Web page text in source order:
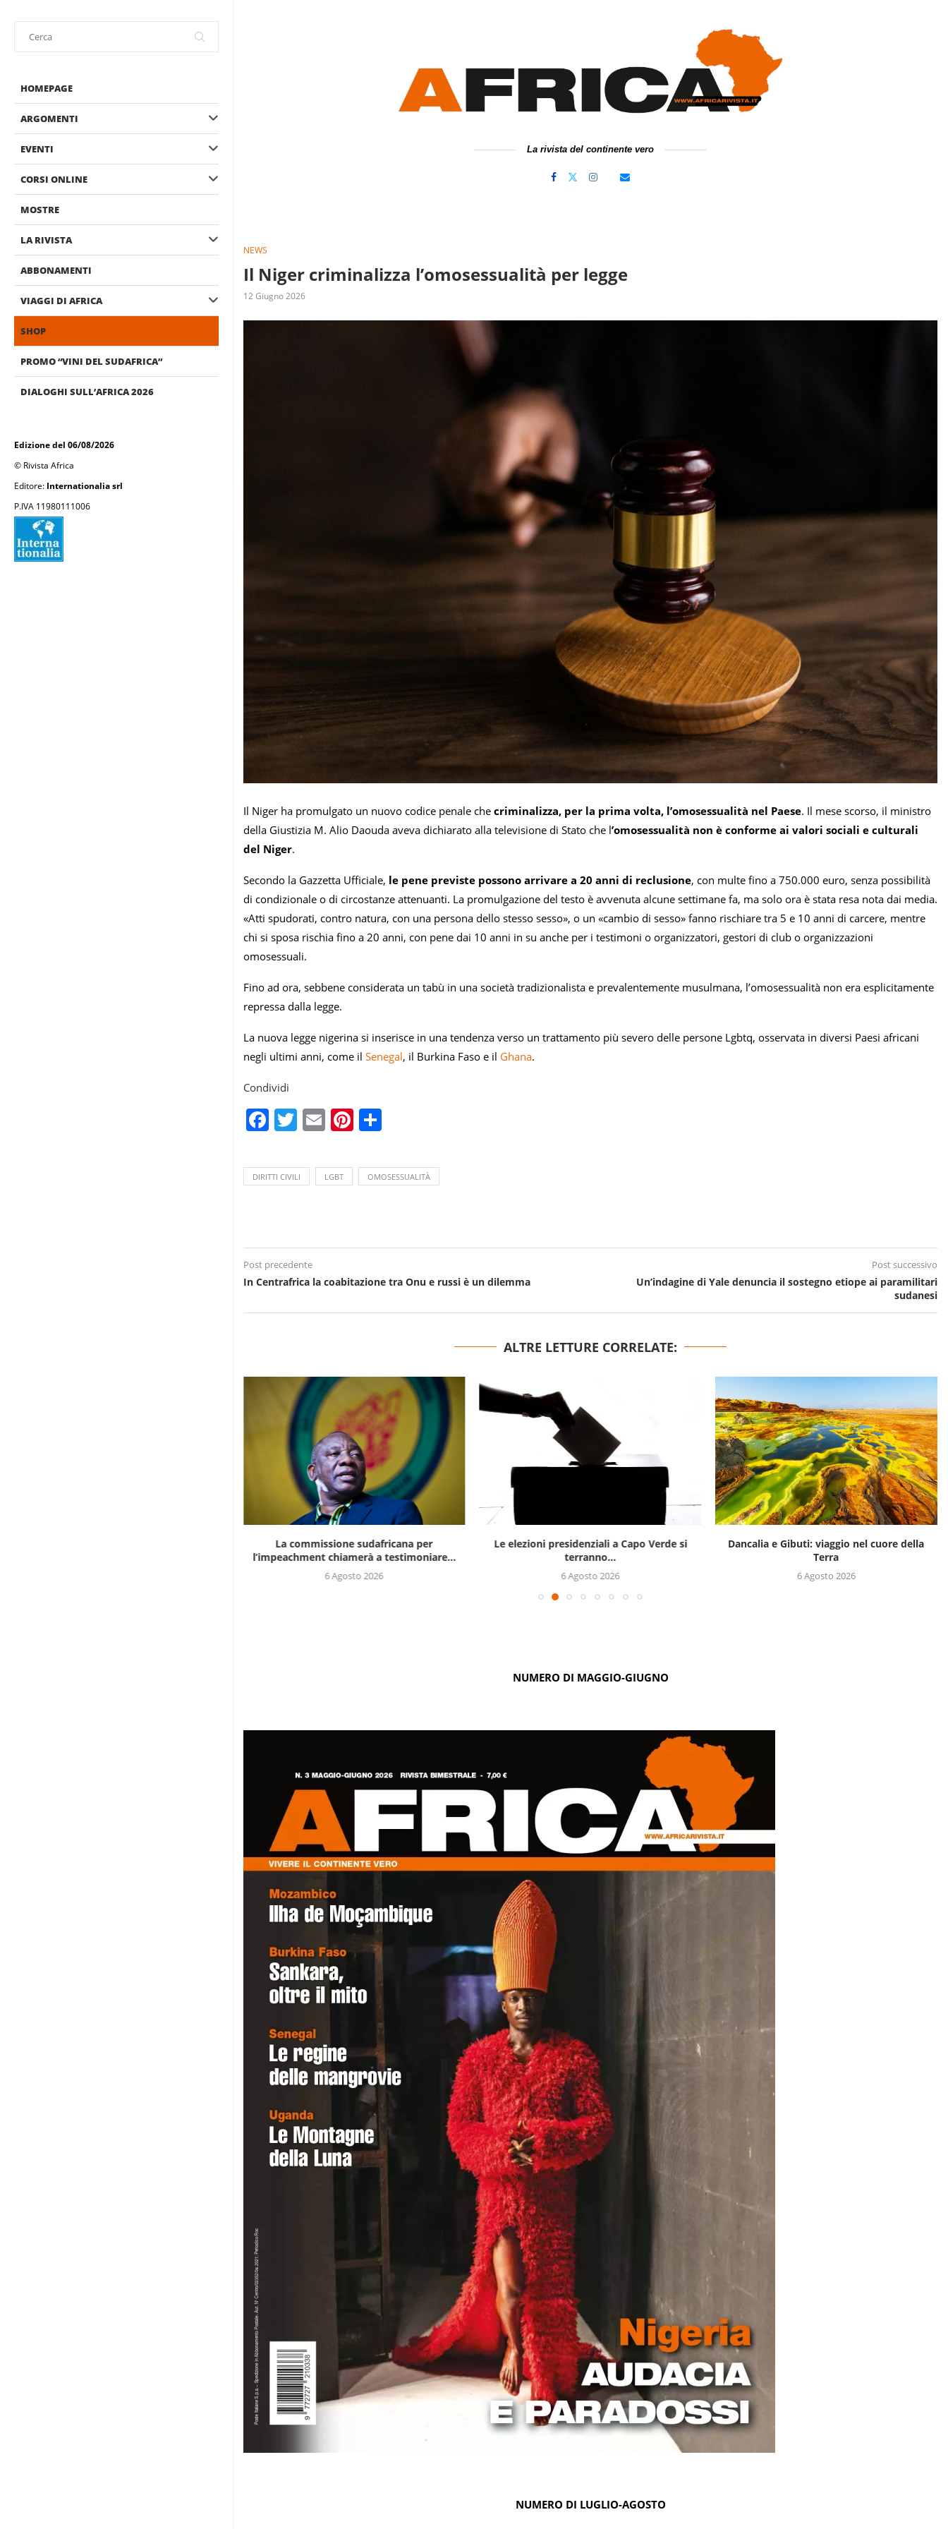
HOMEPAGE
ARGOMENTI
EVENTI
CORSI ONLINE
MOSTRE
LA RIVISTA
ABBONAMENTI
VIAGGI DI AFRICA
SHOP
PROMO “VINI DEL SUDAFRICA”
DIALOGHI SULL’AFRICA 2026
Edizione del 06/08/2026
© Rivista Africa
Editore: Internationalia srl
P.IVA 11980111006
La rivista del continente vero
NEWS
Il Niger criminalizza l’omosessualità per legge
12 Giugno 2026
Il Niger ha promulgato un nuovo codice penale che criminalizza, per la prima volta, l’omosessualità nel Paese. Il mese scorso, il ministro
della Giustizia M. Alio Daouda aveva dichiarato alla televisione di Stato che l’omosessualità non è conforme ai valori sociali e culturali
del Niger.
Secondo la Gazzetta Ufficiale, le pene previste possono arrivare a 20 anni di reclusione, con multe fino a 750.000 euro, senza possibilità
di condizionale o di circostanze attenuanti. La promulgazione del testo è avvenuta alcune settimane fa, ma solo ora è stata resa nota dai media.
«Atti spudorati, contro natura, con una persona dello stesso sesso», o un «cambio di sesso» fanno rischiare tra 5 e 10 anni di carcere, mentre
chi si sposa rischia fino a 20 anni, con pene dai 10 anni in su anche per i testimoni o organizzatori, gestori di club o organizzazioni
omosessuali.
Fino ad ora, sebbene considerata un tabù in una società tradizionalista e prevalentemente musulmana, l’omosessualità non era esplicitamente
repressa dalla legge.
La nuova legge nigerina si inserisce in una tendenza verso un trattamento più severo delle persone Lgbtq, osservata in diversi Paesi africani
negli ultimi anni, come il Senegal, il Burkina Faso e il Ghana.
Condividi
Facebook
Twitter
EmailPinterest
DIRITTI CIVILI LGBT OMOSESSUALITÀ
Post precedente
In Centrafrica la coabitazione tra Onu e russi è un dilemma
Post successivo
Un’indagine di Yale denuncia il sostegno etiope ai paramilitari
sudanesi
ALTRE LETTURE CORRELATE:
La commissione sudafricana per
l’impeachment chiamerà a testimoniare...
6 Agosto 2026
Le elezioni presidenziali a Capo Verde si
terranno...
6 Agosto 2026
Dancalia e Gibuti: viaggio nel cuore della
Terra
6 Agosto 2026
NUMERO DI MAGGIO-GIUGNO
NUMERO DI LUGLIO-AGOSTO